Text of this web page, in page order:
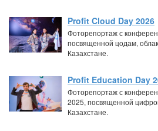
Profit Cloud Day 2026
Фоторепортаж с
посвященной цодам,
Казахстане.
Profit Education Day
Фоторепортаж с
2025, посвященной
Казахстане.